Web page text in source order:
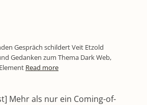
Gespräch schildert Veit Etzold
Gedanken zum Thema Dark Web,
Read more
Mehr als nur ein Coming-of-